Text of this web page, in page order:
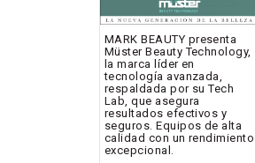
MARK BEAUTY presenta
Müster Beauty Technology,
la marca líder en
tecnología avanzada,
respaldada por su Tech
Lab, que asegura
resultados efectivos y
seguros. Equipos de alta
calidad con un rendimiento
excepcional.